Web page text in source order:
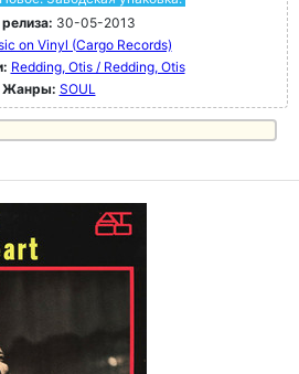
30-05-2013
on Vinyl (Cargo Records)
Redding, Otis / Redding, Otis
Жанры: SOUL